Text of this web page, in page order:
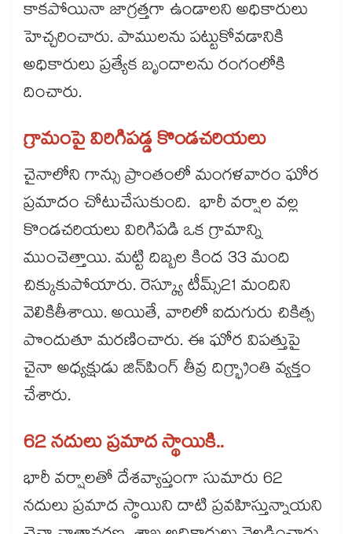
కాకపోయినా జాగ్రత్తగా ఉండాలని అధికారులు
హెచ్చరించారు. పాములను పట్టుకోవడానికి
అధికారులు ప్రత్యేక బృందాలను రంగంలోకి
దించారు.
గ్రామంపై విరిగిపడ్డ కొండచరియలు
చైనాలోని గాన్సు ప్రాంతంలో మంగళవారం ఘోర
ప్రమాదం చోటుచేసుకుంది. భారీ వర్షాల వల్ల
కొండచరియలు విరిగిపడి ఒక గ్రామాన్ని
ముంచెత్తాయి. మట్టి దిబ్బల కింద 33 మంది
చిక్కుకుపోయారు. రెస్క్యూ టీమ్స్​21 మందిని
వెలికితీశాయి. అయితే, వారిలో ఐదుగురు చికిత్స
పొందుతూ మరణించారు. ఈ ఘోర విపత్తుపై
చైనా అధ్యక్షుడు జిన్‌‌పింగ్ తీవ్ర దిగ్భ్రాంతి వ్యక్తం
చేశారు.
62 నదులు ప్రమాద స్థాయికి..
భారీ వర్షాలతో దేశవ్యాప్తంగా సుమారు 62
నదులు ప్రమాద స్థాయిని దాటి ప్రవహిస్తున్నాయని